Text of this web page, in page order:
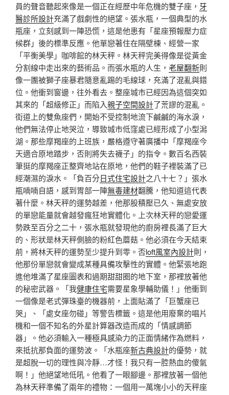
員的聲音聽起來像是一個正在經歷中年危機的雙子座， 牙
醫診所設計充滿了戲劇性的絕望。張水瓶，一個典型的水
瓶座，立刻感到一陣恐慌，這是他患有「星座預報壓力症
候群」後的標準反應。他單戀著住在隔壁棟、經營一家
「平衡美學」咖啡館的林天秤。林天秤完美得像是從黃金
分割線中走出來的藝術品。而張水瓶的人生， 老屋翻新則
像一團被獅子座暴君隨意亂踢的毛線球，充滿了混亂與錯
位。他衝到窗邊，往外看去。整座城市已經因為這個突如
其來的「超級修正」而陷入親子空間設計了荒謬的混亂。
街道上的雙魚座們，開始不受控制地流下鹹鹹的海水淚，
他們無法停止地哭泣，導致城市低窪處已經形成了小型潟
湖。那些摩羯座的上班族，嚴格遵守著廣播中「摩羯座今
天適合原地踏步，否則將失去襪子」的指令。數百名西裝
筆挺的摩羯座正整齊地站在原地，他們的鞋子裡裝滿了已
經潮濕的淚水。「負百分日式住宅設計之八十七？」張水
瓶喃喃自語，感到胃部一陣無毒建材翻騰，他知道這代表
著什麼。林天秤的運勢越差，他那股積壓已久、無處安放
的單戀能量就會越發瘋狂地實體化。上次林天秤的戀愛運
勢跌至百分之二十，張水瓶就發現他的廚房裡長滿了巨大
的、形狀是林天秤側臉的粉紅色蘑菇。他必須在今天結束
前，將林天秤的運勢至少提升到零。否loft風室內設計則，
他那份單戀就會變成某種具備攻擊性的實體。他緊張地跑
進他堆滿了星座圖表和過期甜甜圈的地下室，那裡放著他
的秘密武器。「我健康住宅需要星象學輔助儀！」他衝到
一個像是老式彈珠臺的機器前，上面貼滿了「巨蟹座已
哭」、「處女座勿碰」等警告標籤。這是他用廢棄的唱片
機和一個不知名的外星計算器改造而成的「情感調節
器」。他必須輸入一種極具感染力的正面情緒作為燃料，
來抵抗那負面的運勢波。「水瓶座新古典設計的優勢，就
是超脫一切的理性與冷靜…才怪！我只有一腔熱血的傻氣
啊！」他絕望地低吼。他看了一眼腳邊。那裡放著一個他
為林天秤準備了兩年的禮物：一個用一萬塊小小的天秤座